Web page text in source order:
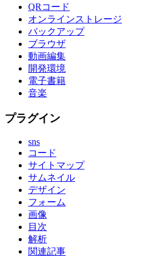
QRコード
オンラインストレージ
バックアップ
ブラウザ
動画編集
開発環境
電子書籍
音楽
プラグイン
sns
コード
サイトマップ
サムネイル
デザイン
フォーム
画像
目次
解析
関連記事